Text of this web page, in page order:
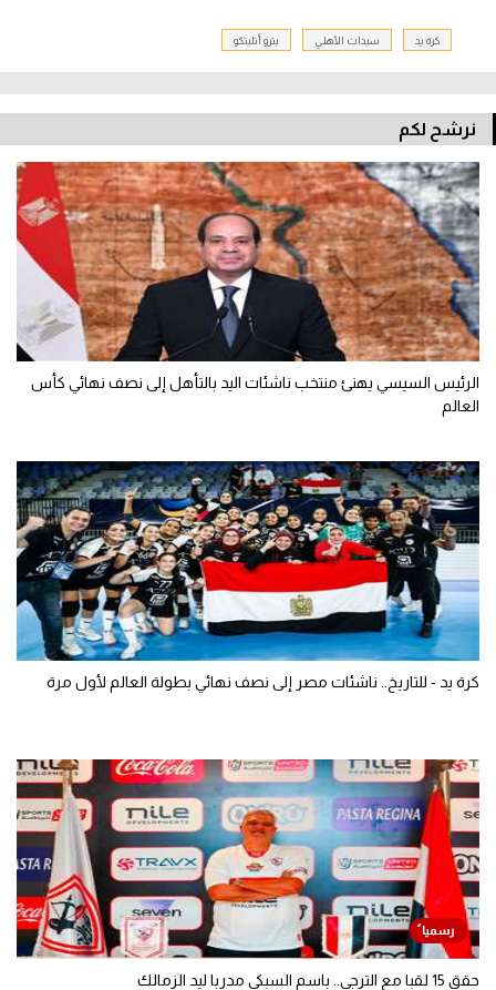
كرة يد سيدات الأهلي بترو أتليتكو
نرشح لكم
الرئيس السيسي يهنئ منتخب ناشئات اليد بالتأهل إلى نصف نهائي كأس
العالم
كرة يد - للتاريخ.. ناشئات مصر إلى نصف نهائي بطولة العالم لأول مرة
حقق 15 لقبا مع الترجي.. باسم السبكي مدربا ليد الزمالك